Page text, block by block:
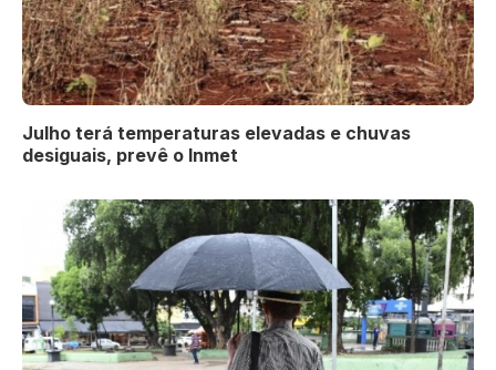
Julho terá temperaturas elevadas e chuvas
desiguais, prevê o Inmet